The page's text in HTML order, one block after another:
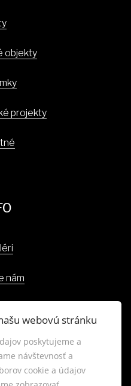
objekty
projekty
nám
webovú stránku
poskytujeme a
návštevnosť a
cookie a údajov